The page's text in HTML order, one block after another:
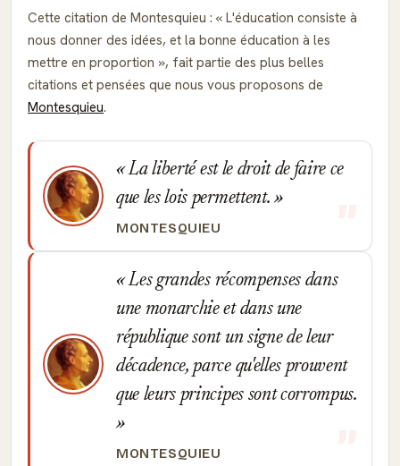
Cette citation de Montesquieu :
L'éducation consiste à
nous donner des idées, et la bonne éducation à les
mettre en proportion
, fait partie des plus belles
citations et pensées que nous vous proposons de
Montesquieu.
La liberté est le droit de faire ce
que les lois permettent.
MONTESQUIEU
Les grandes récompenses dans
une monarchie et dans une
république sont un signe de leur
décadence, parce qu'elles prouvent
que leurs principes sont corrompus.
MONTESQUIEU